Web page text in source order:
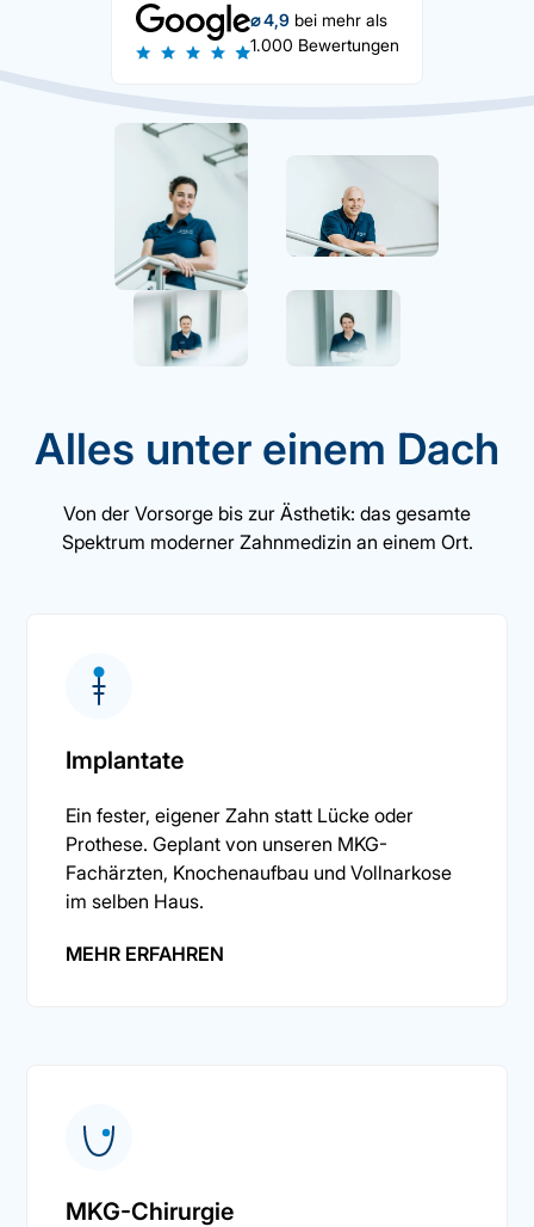
⌀ 4,9 bei mehr als
1.000 Bewertungen
Alles unter einem Dach
Von der Vorsorge bis zur Ästhetik: das gesamte
Spektrum moderner Zahnmedizin an einem Ort.
Implantate
Ein fester, eigener Zahn statt Lücke oder
Prothese. Geplant von unseren MKG-
Fachärzten, Knochenaufbau und Vollnarkose
im selben Haus.
MEHR ERFAHREN
MKG-Chirurgie